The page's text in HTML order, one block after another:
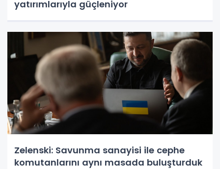
yatırımlarıyla güçleniyor
Zelenski: Savunma sanayisi ile cephe
komutanlarını aynı masada buluşturduk